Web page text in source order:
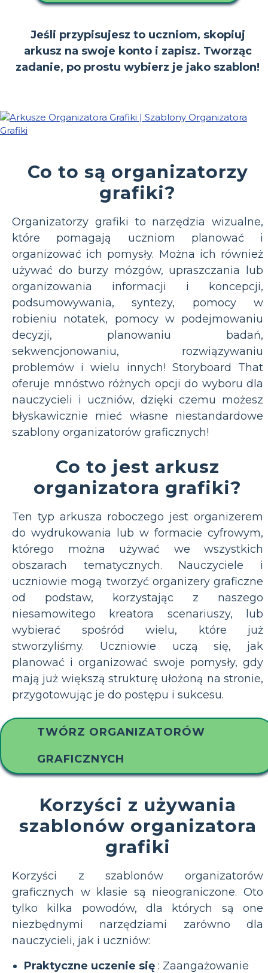
Jeśli przypisujesz to uczniom, skopiuj
arkusz na swoje konto i zapisz. Tworząc
zadanie, po prostu wybierz je jako szablon!
Co to są organizatorzy
grafiki?
Organizatorzy grafiki to narzędzia wizualne,
które pomagają uczniom planować i
organizować ich pomysły. Można ich również
używać do burzy mózgów, upraszczania lub
organizowania informacji i koncepcji,
podsumowywania, syntezy, pomocy w
robieniu notatek, pomocy w podejmowaniu
decyzji, planowaniu badań,
sekwencjonowaniu, rozwiązywaniu
problemów i wielu innych! Storyboard That
oferuje mnóstwo różnych opcji do wyboru dla
nauczycieli i uczniów, dzięki czemu możesz
błyskawicznie mieć własne niestandardowe
szablony organizatorów graficznych!
Co to jest arkusz
organizatora grafiki?
Ten typ arkusza roboczego jest organizerem
do wydrukowania lub w formacie cyfrowym,
którego można używać we wszystkich
obszarach tematycznych. Nauczyciele i
uczniowie mogą tworzyć organizery graficzne
od podstaw, korzystając z naszego
niesamowitego kreatora scenariuszy, lub
wybierać spośród wielu, które już
stworzyliśmy. Uczniowie uczą się, jak
planować i organizować swoje pomysły, gdy
mają już większą strukturę ułożoną na stronie,
przygotowując je do postępu i sukcesu.
TWÓRZ ORGANIZATORÓW
GRAFICZNYCH
Korzyści z używania
szablonów organizatora
grafiki
Korzyści z szablonów organizatorów
graficznych w klasie są nieograniczone. Oto
tylko kilka powodów, dla których są one
niezbędnymi narzędziami zarówno dla
nauczycieli, jak i uczniów:
Praktyczne uczenie się : Zaangażowanie